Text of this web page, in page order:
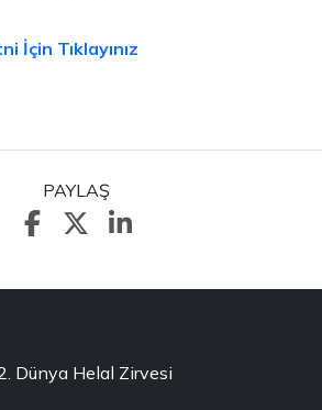
İçin Tıklayınız
PAYLAŞ
Dünya Helal Zirvesi